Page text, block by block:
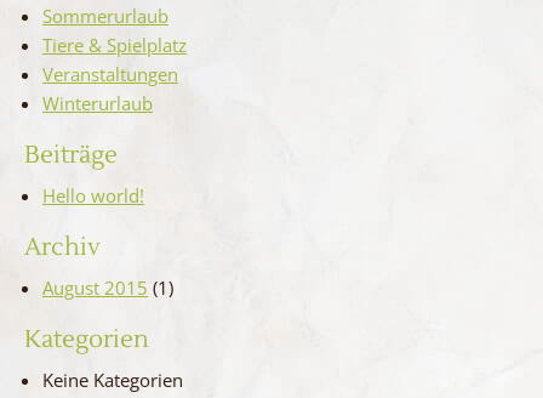
Sommerurlaub
Tiere & Spielplatz
Veranstaltungen
Winterurlaub
Beiträge
Hello world!
Archiv
August 2015 (1)
Kategorien
Keine Kategorien